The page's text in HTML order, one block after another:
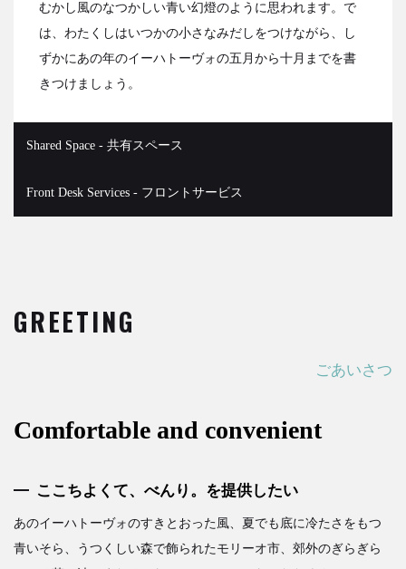
むかし風のなつかしい青い幻燈のように思われます。で
は、わたくしはいつかの小さなみだしをつけながら、し
ずかにあの年のイーハトーヴォの五月から十月までを書
きつけましょう。
Shared Space - 共有スペース
Front Desk Services - フロントサービス
GREETING
ごあいさつ
Comfortable and convenient
ここちよくて、べんり。を提供したい
あのイーハトーヴォのすきとおった風、夏でも底に冷たさをもつ
青いそら、うつくしい森で飾られたモリーオ市、郊外のぎらぎら